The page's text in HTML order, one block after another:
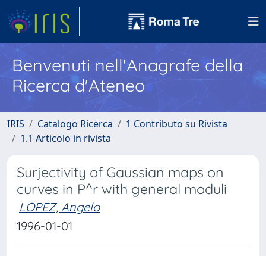
Benvenuti nell'Anagrafe della
Ricerca d'Ateneo
IRIS Catalogo Ricerca
1 Contributo su Rivista
1.1 Articolo in rivista
Surjectivity of Gaussian maps on
curves in P^r with general moduli
LOPEZ, Angelo
1996-01-01